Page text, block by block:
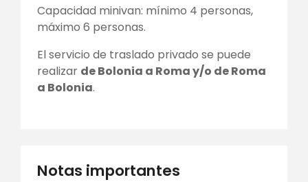
Capacidad minivan: mínimo 4 personas,
máximo 6 personas.
El servicio de traslado privado se puede
realizar de Bolonia a Roma y/o de Roma
a Bolonia.
Notas importantes